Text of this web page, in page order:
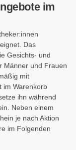
im
Das
Gesichts- und
Männer und Frauen
mit
im Warenkorb
ihn während
Neben einem
je nach Aktion
im Folgenden